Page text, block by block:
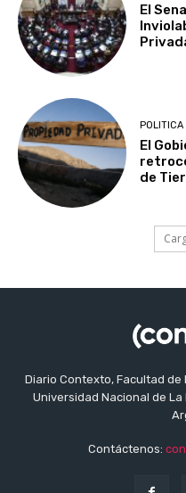
El
POLITICA
El
de
Diario Contexto, Facultad de
Universidad Nacional de
Contáctenos: